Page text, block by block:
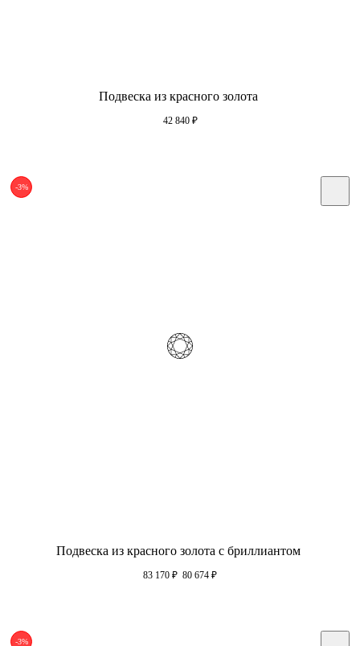
Подвеска из красного золота
42 840 ₽
-3%
Подвеска из красного золота с бриллиантом
83 170 ₽ 80 674 ₽
-3%